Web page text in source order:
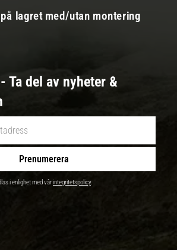
lagret med/utan montering
Ta del av nyheter &
Prenumerera
i enlighet med vårintegritetspolicy.